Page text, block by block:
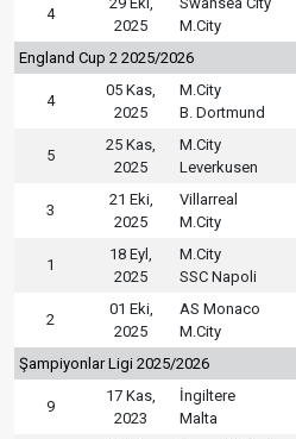
4
2025
M.City
England Cup 2 2025/2026
4
05 Kas,
2025
M.City
B. Dortmund
5
25 Kas,
2025
M.City
Leverkusen
3
21 Eki,
2025
Villarreal
M.City
1
18 Eyl,
2025
M.City
SSC Napoli
2
01 Eki,
2025
AS Monaco
M.City
Şampiyonlar Ligi 2025/2026
9
17 Kas,
2023
İngiltere
Malta